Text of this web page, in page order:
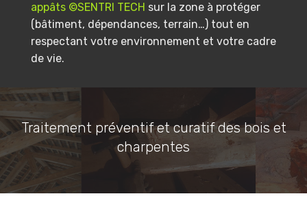
appâts ©SENTRI TECH sur la zone à protéger
(bâtiment, dépendances, terrain…) tout en
respectant votre environnement et votre cadre
de vie.
Traitement préventif et curatif des bois et
charpentes